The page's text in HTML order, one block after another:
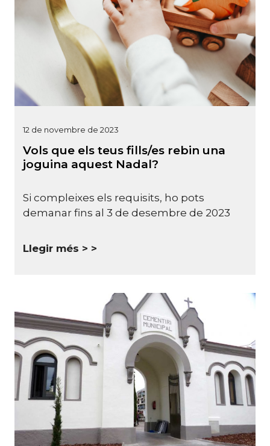
12 de novembre de 2023
Vols que els teus fills/es rebin una
joguina aquest Nadal?
Si compleixes els requisits, ho pots
demanar fins al 3 de desembre de 2023
Llegir més >